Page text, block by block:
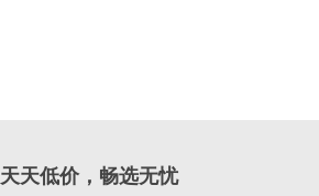
天天低价，畅选无忧